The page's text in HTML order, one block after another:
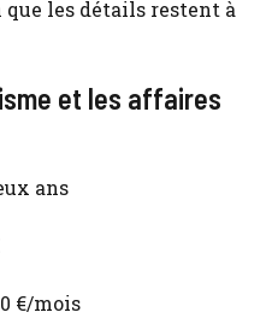
les détails restent à
et les affaires
ans
€/mois